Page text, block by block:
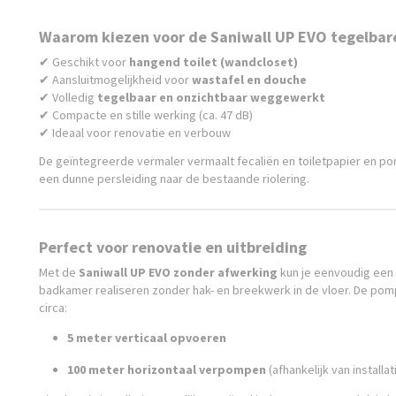
Waarom kiezen voor de Saniwall UP EVO
✔ Geschikt voor hangend toilet (wandcloset)
✔ Aansluitmogelijkheid voorwastafel en douche
✔ Volledig tegelbaar en onzichtbaar weggewerkt
✔ Compacte en stille werking (ca. 47 dB)
✔ Ideaal voor renovatie en verbouw
De geïntegreerde vermaler vermaalt fecaliën en toiletpapier en
een dunne persleiding naar de bestaande riolering.
Perfect voor renovatie en uitbreiding
Met de Saniwall UP EVO zonder afwerking kun je eenvoudig
badkamer realiseren zonder hak- en breekwerk in de vloer. De
circa:
5 meter verticaal opvoeren
100 meter horizontaal verpompen (afhankelijk van